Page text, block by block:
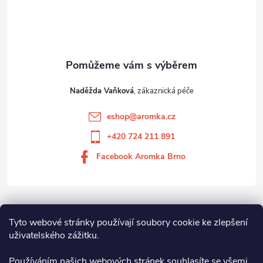
Tyto webové stránky používají soubory cookie ke zlepšení
uživatelského zážitku.
Vše o nákupu
Aromka Brno s.r.o
Naděžda Vaňková
eshop@aromka.cz
+420 724 211 891
Facebook Aromka Brno